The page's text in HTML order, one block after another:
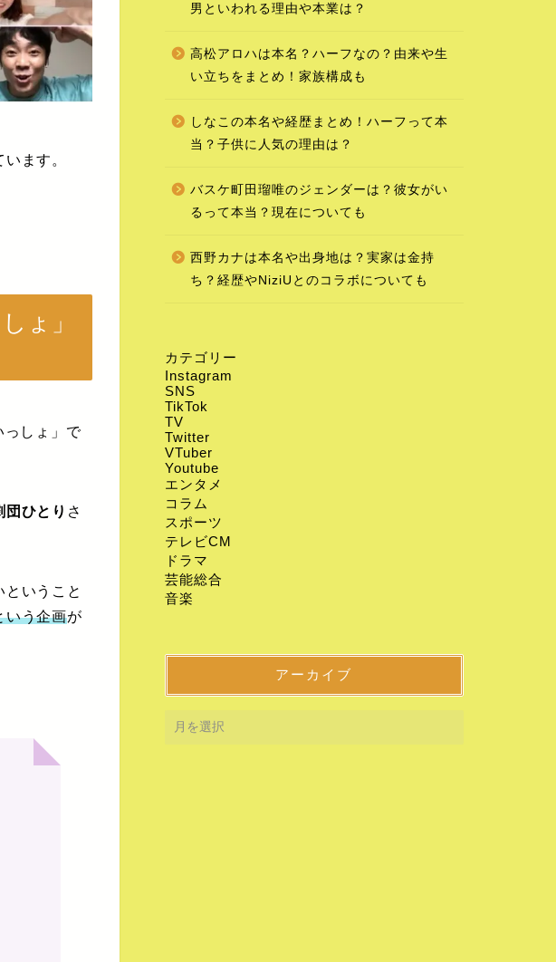
ます。
ょ」
っしょ」で
団ひとり さ
いうこと
いう企画が
男といわれる理由や本業は？
高松アロハは本名？ハーフなの？由来や生
い立ちをまとめ！家族構成も
しなこの本名や経歴まとめ！ハーフって本
当？子供に人気の理由は？
バスケ町田瑠唯のジェンダーは？彼女がい
るって本当？現在についても
西野カナは本名や出身地は？実家は金持
ち？経歴やNiziUとのコラボについても
カテゴリー
Instagram
SNS
TikTok
TV
Twitter
VTuber
Youtube
エンタメ
コラム
スポーツ
テレビCM
ドラマ
芸能総合
音楽
アーカイブ